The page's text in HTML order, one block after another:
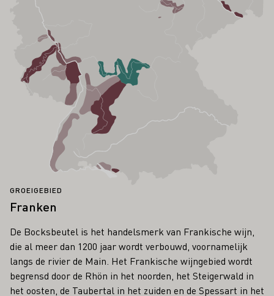
GROEIGEBIED
Franken
De Bocksbeutel is het handelsmerk van Frankische wijn,
die al meer dan 1200 jaar wordt verbouwd, voornamelijk
langs de rivier de Main. Het Frankische wijngebied wordt
begrensd door de Rhön in het noorden, het Steigerwald in
het oosten, de Taubertal in het zuiden en de Spessart in het